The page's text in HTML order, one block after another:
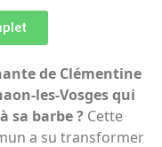
de Clémentine
les-Vosges qui
sa barbe ? Cette
a su transformer